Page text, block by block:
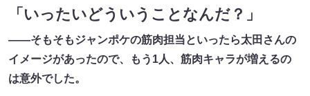
「いったいどういうことなんだ？」
――そもそもジャンポケの筋肉担当といったら太田さんの
イメージがあったので、もう1人、筋肉キャラが増えるの
は意外でした。